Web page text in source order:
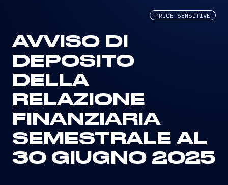
PRICE SENSITIVE
AVVISO DI
DEPOSITO
DELLA
RELAZIONE
FINANZIARIA
SEMESTRALE AL
30 GIUGNO 2025